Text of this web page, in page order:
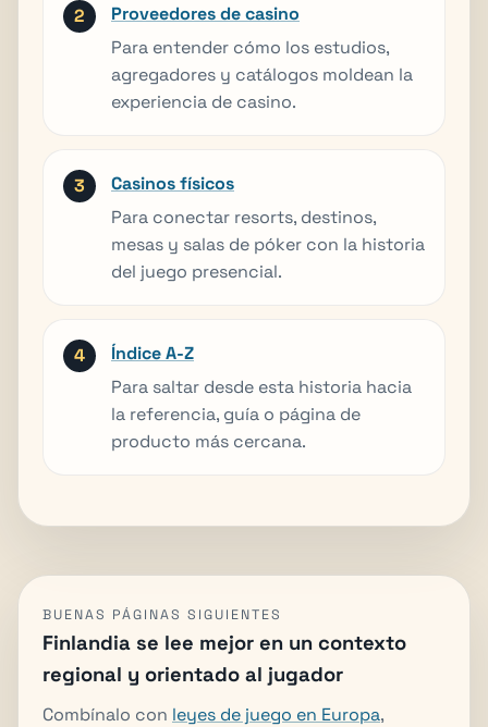
Proveedores de casino
Para entender cómo los estudios,
agregadores y catálogos moldean la
experiencia de casino.
Casinos físicos
Para conectar resorts, destinos,
mesas y salas de póker con la historia
del juego presencial.
Índice A-Z
Para saltar desde esta historia hacia
la referencia, guía o página de
producto más cercana.
BUENAS PÁGINAS SIGUIENTES
Finlandia se lee mejor en un contexto
regional y orientado al jugador
Combínalo con leyes de juego en Europa,